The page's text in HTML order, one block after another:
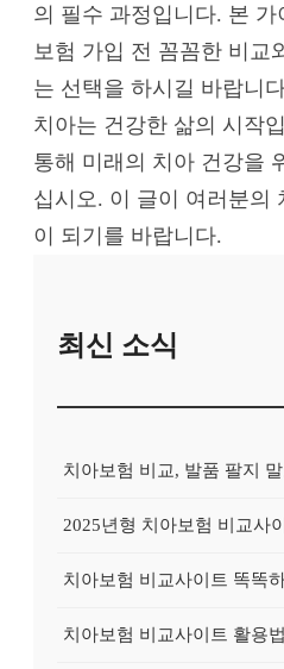
의 필수 과정입니다. 본
보험 가입 전 꼼꼼한 비교
는 선택을 하시길 바랍니
치아는 건강한 삶의 시작
통해 미래의 치아 건강을
십시오. 이 글이 여러분의
이 되기를 바랍니다.
최신 소식